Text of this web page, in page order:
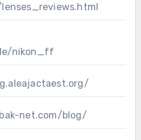
nikon_ff
net.com/blog/